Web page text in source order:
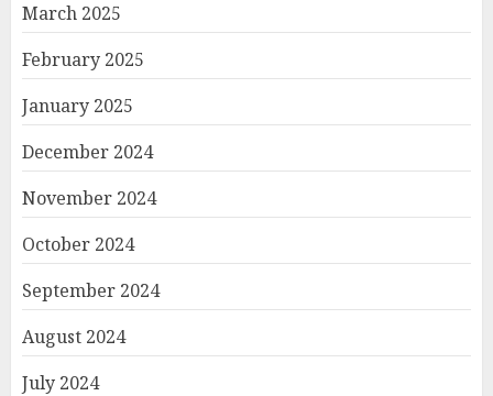
March 2025
February 2025
January 2025
December 2024
November 2024
October 2024
September 2024
August 2024
July 2024